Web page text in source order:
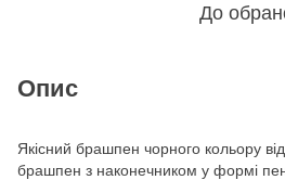
До
Опис
Якісний брашпен чорного кольору
брашпен з наконечником у формі